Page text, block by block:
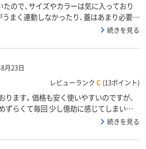
ので、サイズやカラーは気に入っており
うまく連動しなかったり、蓋はあまり必要な
使用はやめたため、評価は3といたしまし
手間もなくなり、ストレスも減りました。
続きを見る
月23日
レビューランク C (13ポイント)
ます。価格も安く使いやすいのですが、
ずらくて毎回 少し億劫に感じてしまいま
のかもしれませんが、改善して頂けると有難
続きを見る